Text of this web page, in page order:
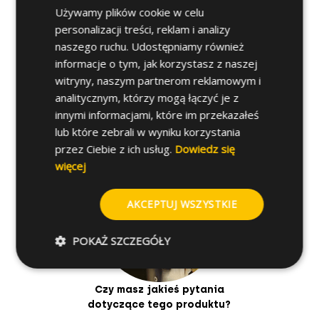
Jak zainstalować
Przydatne porady
Czy masz jakieś pytania
dotyczące tego produktu?
Używamy plików cookie w celu
personalizacji treści, reklam i analizy
naszego ruchu. Udostępniamy również
informacje o tym, jak korzystasz z naszej
witryny, naszym partnerom reklamowym i
analitycznym, którzy mogą łączyć je z
innymi informacjami, które im przekazałeś
lub które zebrali w wyniku korzystania
przez Ciebie z ich usług. Dowiedz się
więcej
AKCEPTUJ WSZYSTKIE
POKAŻ SZCZEGÓŁY